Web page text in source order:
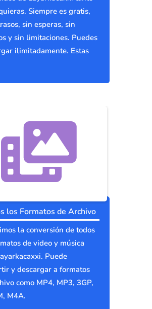
Siempre es gratis,
sin esperas, sin
y sin limitaciones. Puedes
ilimitadamente. Estas
los Formatos de Archivo
la conversión de todos
de video y música
Puede
y descargar a formatos
como MP4, MP3, 3GP,
M4A.